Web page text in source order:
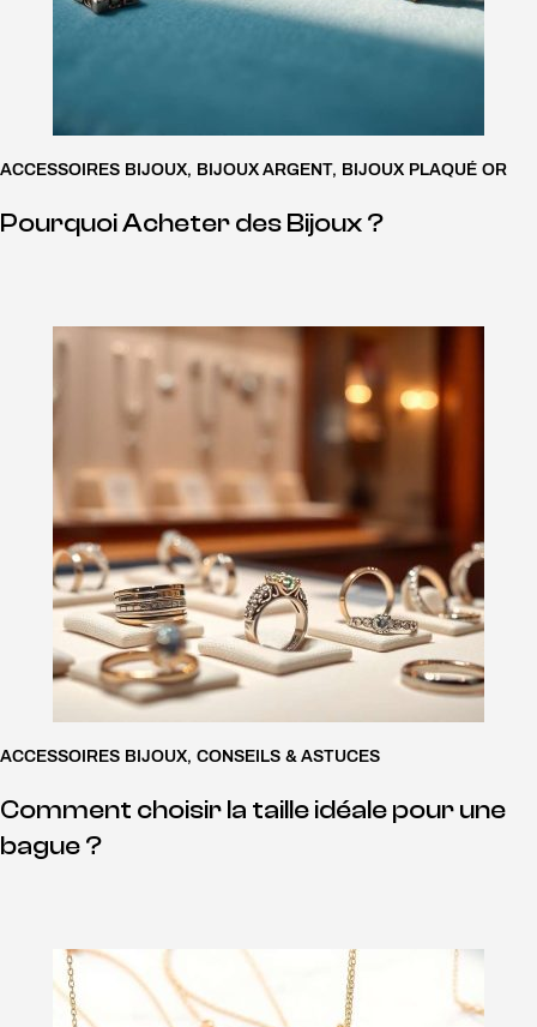
ACCESSOIRES BIJOUX, BIJOUX ARGENT, BIJOUX PLAQUÉ OR
Pourquoi Acheter des Bijoux ?
ACCESSOIRES BIJOUX, CONSEILS & ASTUCES
Comment choisir la taille idéale pour une
bague ?